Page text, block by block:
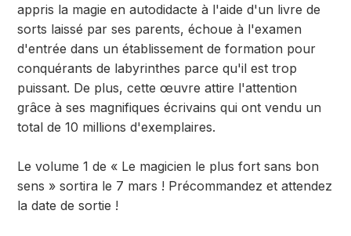
appris la magie en autodidacte à l'aide d'un livre de
sorts laissé par ses parents, échoue à l'examen
d'entrée dans un établissement de formation pour
conquérants de labyrinthes parce qu'il est trop
puissant. De plus, cette œuvre attire l'attention
grâce à ses magnifiques écrivains qui ont vendu un
total de 10 millions d'exemplaires.
Le volume 1 de « Le magicien le plus fort sans bon
sens » sortira le 7 mars ! Précommandez et attendez
la date de sortie !